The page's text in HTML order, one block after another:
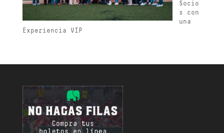
Socio
s con
una
Experiencia VIP